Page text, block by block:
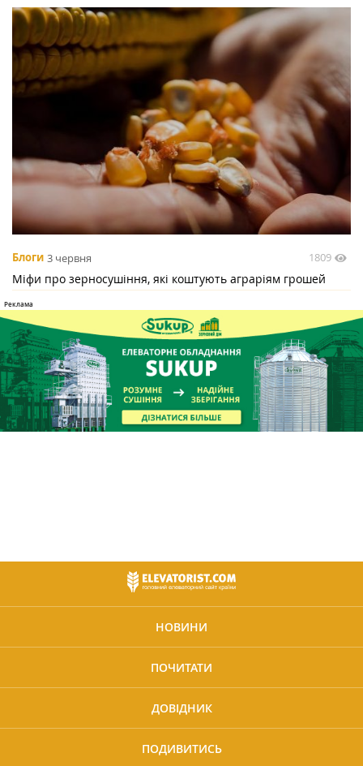
Блоги 3 червня 1809
Міфи про зерносушіння, які коштують аграріям грошей
НОВИНИ
ПОЧИТАТИ
ДОВІДНИК
ПОДИВИТИСЬ